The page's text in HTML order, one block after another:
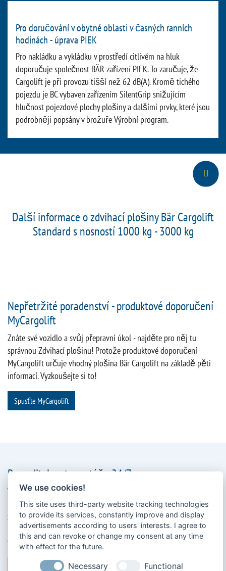
Pro doručování v obytné oblasti v časných ranních
hodinách - úprava PIEK
Pro nakládku a vykládku v prostředí citlivém na hluk
doporučuje společnost BÄR zařízení PIEK. To zaručuje, že
Cargolift je při provozu tišší než 62 dB(A). Kromě tichého
pojezdu je BC vybaven zařízením SilentGrip snižujícím
hlučnost pojezdové plochy plošiny a dalšími prvky, které jsou
podrobněji popsány v brožuře Výrobní program.
Další informace o zdvihací plošiny Bär Cargolift
Standard s nosností 1000 kg - 3000 kg
Nepřetržité poradenství - produktové doporučení
MyCargolift
Znáte své vozidlo a svůj přepravní úkol - najděte pro něj tu
správnou Zdvihací plošinu! Protože produktové doporučení
MyCargolift určuje vhodný plošina Bär Cargolift na základě pěti
informací. Vyzkoušejte si to!
Spusťte MyCargolift
Proveditelnost montáže 24/7
Vozidlo je na dvoře a vy chcete zkontrolovat, zda je možná montáž
plošiny? V tom případě vám přijde vhod výpočtový program pro
zdvihací plošiny Bär. BÄR nabízí toto online řešení již od roku
2008 - sedm dní v týdnu, po celý den! Rozměrový list je nejlepší
vyplnit předem, abyste měli všechny údaje po ruce.
Zkontrolujte zástavbovou dispozici
We use cookies!
This site uses third-party website tracking technologies
to provide its services, constantly improve and display
advertisements according to users' interests. I agree to
this and can revoke or change my consent at any time
with effect for the future.
Necessary
Functional